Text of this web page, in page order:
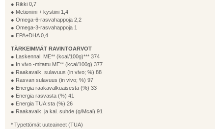
● Rikki 0,7
● Metioniini + kystiini 1,4
● Omega-6-rasvahappoja 2,2
● Omega-3-rasvahappoja 1
● EPA+DHA 0,4
TÄRKEIMMÄT RAVINTOARVOT
● Laskennal. ME** (kcal/100g)*** 374
● In vivo -mitattu ME** (kcal/100g) 377
● Raakavalk. sulavuus (in vivo; %) 88
● Rasvan sulavuus (in vivo; %) 97
● Energia raakavalkuaisesta (%) 33
● Energia rasvasta (%) 41
● Energia TUA:sta (%) 26
● Raakavalk. ja kal. suhde (g/Mcal) 91
* Typettömät uuteaineet (TUA)